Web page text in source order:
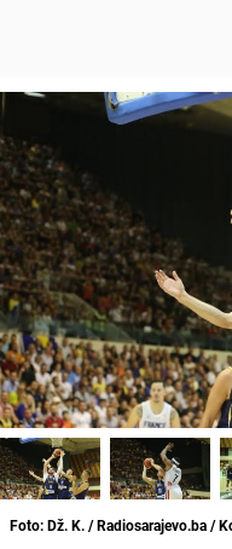
Foto: Dž. K. / Radiosarajevo.ba /